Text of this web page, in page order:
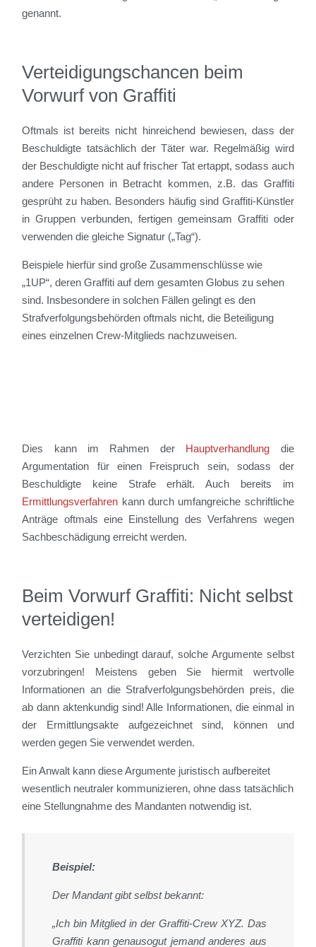
genannt.
Verteidigungschancen beim
Vorwurf von Graffiti
Oftmals ist bereits nicht hinreichend bewiesen, dass der
Beschuldigte tatsächlich der Täter war. Regelmäßig wird
der Beschuldigte nicht auf frischer Tat ertappt, sodass auch
andere Personen in Betracht kommen, z.B. das Graffiti
gesprüht zu haben. Besonders häufig sind Graffiti-Künstler
in Gruppen verbunden, fertigen gemeinsam Graffiti oder
verwenden die gleiche Signatur („Tag“).
Beispiele hierfür sind große Zusammenschlüsse wie
„1UP“, deren Graffiti auf dem gesamten Globus zu sehen
sind. Insbesondere in solchen Fällen gelingt es den
Strafverfolgungsbehörden oftmals nicht, die Beteiligung
eines einzelnen Crew-Mitglieds nachzuweisen.
Dies kann im Rahmen der Hauptverhandlung die
Argumentation für einen Freispruch sein, sodass der
Beschuldigte keine Strafe erhält. Auch bereits im
Ermittlungsverfahren kann durch umfangreiche schriftliche
Anträge oftmals eine Einstellung des Verfahrens wegen
Sachbeschädigung erreicht werden.
Beim Vorwurf Graffiti: Nicht selbst
verteidigen!
Verzichten Sie unbedingt darauf, solche Argumente selbst
vorzubringen! Meistens geben Sie hiermit wertvolle
Informationen an die Strafverfolgungsbehörden preis, die
ab dann aktenkundig sind! Alle Informationen, die einmal in
der Ermittlungsakte aufgezeichnet sind, können und
werden gegen Sie verwendet werden.
Ein Anwalt kann diese Argumente juristisch aufbereitet
wesentlich neutraler kommunizieren, ohne dass tatsächlich
eine Stellungnahme des Mandanten notwendig ist.
Beispiel:
Der Mandant gibt selbst bekannt:
„Ich bin Mitglied in der Graffiti-Crew XYZ. Das
Graffiti kann genausogut jemand anderes aus